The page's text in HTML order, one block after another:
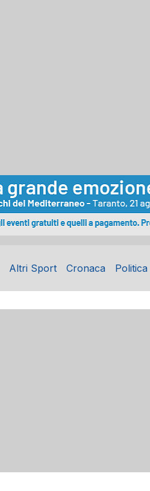
Altri Sport Cronaca Politica